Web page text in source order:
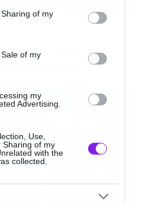
behaviour. You may click to
and its third-party tags to
purposes in below Google
of my
of my
my
Advertising.
Use,
Sharing of my
with the
collected.
από 10 χρόνια.
αποσύρθηκε
εμφανίσεις